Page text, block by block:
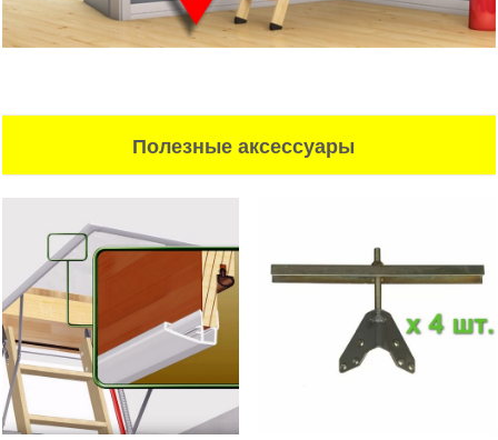
Полезные аксессуары